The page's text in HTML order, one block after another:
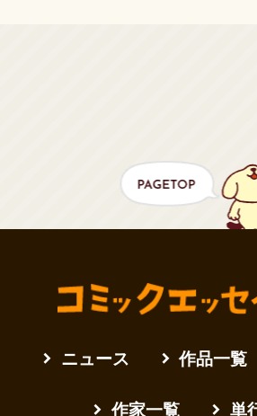
ニュース 作品一覧
作家一覧 単